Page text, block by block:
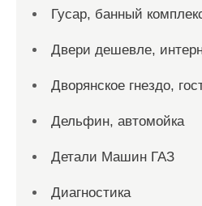
Гусар, банный
Двери дешевле,
Дворянское гнездо,
Дельфин, автомойка
Детали Машин ГАЗ
Диагностика